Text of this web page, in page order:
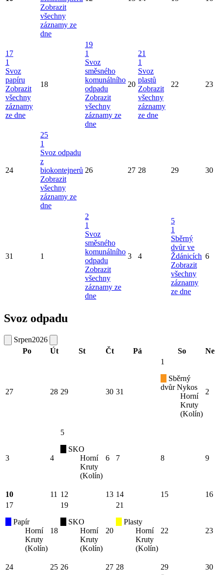
Zobrazit
všechny
záznamy ze
dne
17
1
Svoz
papíru
Zobrazit
všechny
záznamy
ze dne
18
19
1
Svoz
směsného
komunálního
odpadu
Zobrazit
všechny
záznamy ze
dne
20
21
1
Svoz
plastů
Zobrazit
všechny
záznamy
ze dne
22 23
24
25
1
Svoz odpadu
z
biokontejnerů
Zobrazit
všechny
záznamy ze
dne
26 27 28 29 30
31 1
2
1
Svoz
směsného
komunálního
odpadu
Zobrazit
všechny
záznamy ze
dne
3 4
5
1
Sběrný
dvůr ve
Ždánicích
Zobrazit
všechny
záznamy
ze dne
6
Svoz odpadu
Srpen2026
Po
Út St Čt Pá So Ne
27 28 29 30 31
1
Sběrný
dvůr Nykos
Horní
Kruty
(Kolín)
2
3 4
5
SKO
Horní
Kruty
(Kolín)
6 7 8 9
10 11 12 13 14 15
16
17
Papír
Horní
Kruty
(Kolín)
18
19
SKO
Horní
Kruty
(Kolín)
20
21
Plasty
Horní
Kruty
(Kolín)
22 23
24 25 26 27 28 29 30